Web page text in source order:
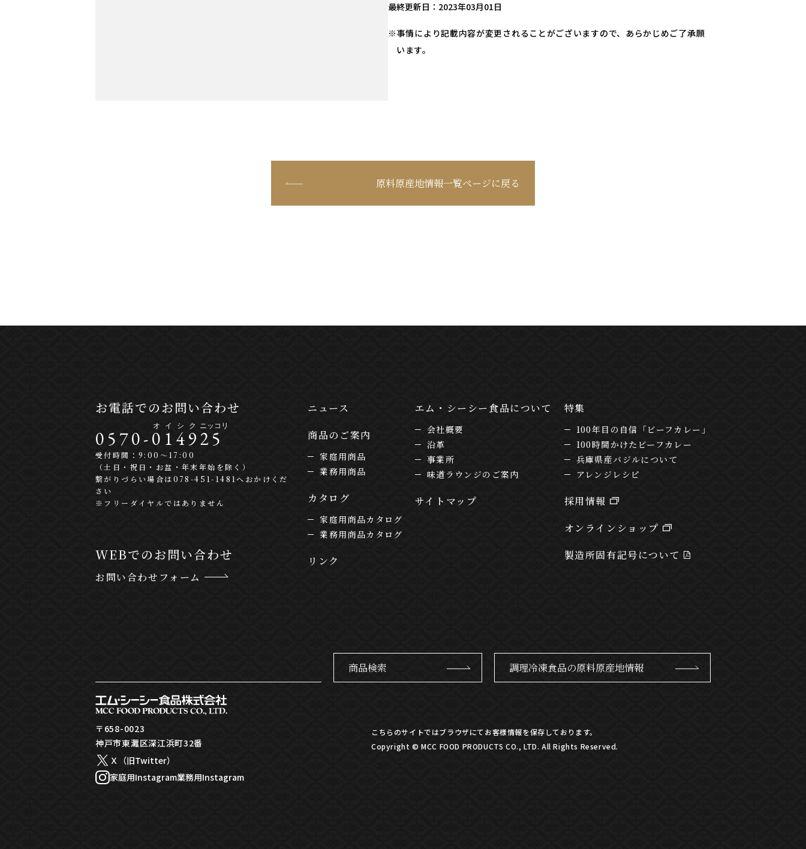
最終更新日 2023年03月01日
事情により記載内容が変更されることがございますので、あらかじめご了承願
います。
原料原産地情報一覧ページに戻る
お電話でのお問い合わせ
0570-0 1 4925
受付時間：9:00〜17:00
（土日・祝日・お盆・年末年始を除く）
繋がりづらい場合は078-451-1481へおかけくだ
さい
※フリーダイヤルではありません
WEBでのお問い合わせ
お問い合わせフォーム
ニュース
商品のご案内
家庭用商品
業務用商品
カタログ
家庭用商品カタログ
業務用商品カタログ
リンク
エム・シーシー食品について
会社概要
沿革
事業所
味道ラウンジのご案内
サイトマップ
特集
100年目の自信「ビーフカレー」
100時間かけたビーフカレー
兵庫県産バジルについて
アレンジレシピ
採用情報
オンラインショップ
製造所固有記号について
商品検索 調理冷凍食品の原料原産地情報
〒658-0023
神戸市東灘区深江浜町32番
Ｘ（旧Twitter）
家庭用Instagram業務用Instagram
こちらのサイトではブラウザにてお客様情報を保存しております。
Copyright © MCC FOOD PRODUCTS CO., LTD. All Rights Reserved.